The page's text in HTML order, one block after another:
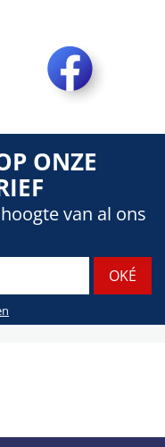
ONZE
van al ons